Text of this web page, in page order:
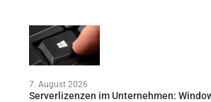
7. August 2026
Serverlizenzen im Unternehmen: